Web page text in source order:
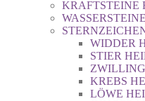
KRAFTSTEINE
WASSERSTEINE
WIDDER
STIER
KREBS
LÖWE